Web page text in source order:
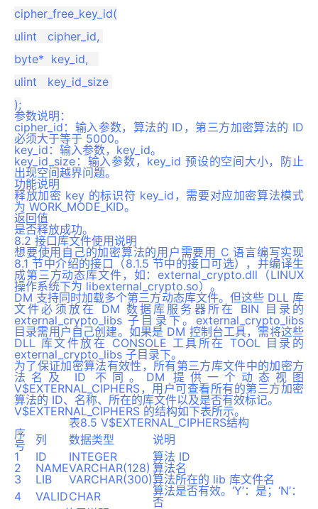
cipher_free_key_id(
ulint   cipher_id,
byte*  key_id,
ulint   key_id_size
参数说明 ：
cipher_id：输入参数，算法的 ID，第三方加密算法的 ID
必须大于等于 5000。
key_id：输入参数，key_id。
key_id_size：输入参数，key_id 预设的空间大小，防止
出现空间越界问题。
功能说明
释放加密 key 的标识符 key_id，需要对应加密算法模式
为 WORK_MODE_KID。
返回值
是否释放成功。
8.2 接口库文件使用说明
想要使用自己的加密算法的用户需要用 C 语言编写实现
8.1 节中介绍的接口（8.1.5 节中的接口可选），并编译生
成第三方动态库文件，如：external_crypto.dll（LINUX
操作系统下为 libexternal_crypto.so）。
DM 支持同时加载多个第三方动态库文件。但这些 DLL 库
文件必须放在 DM 数据库服务器所在 BIN 目录的
external_crypto_libs 子目录下。external_crypto_libs
目录需用户自己创建。如果是 DM 控制台工具，需将这些
DLL 库文件放在 CONSOLE 工具所在 TOOL 目录的
external_crypto_libs 子目录下。
为了保证加密算法有效性，所有第三方库文件中的加密方
法名及 ID 不同。DM 提供一个动态视图
V$EXTERNAL_CIPHERS，用户可查看所有的第三方加密
算法的 ID、名称、所在的库文件以及是否有效标记。
V$EXTERNAL_CIPHERS 的结构如下表所示。
表8.5 V$EXTERNAL_CIPHERS结构
序
号
列 数据类型
说明
1
ID INTEGER
算法 ID
2
NAMEVARCHAR(128) 算法名
3
LIB VARCHAR(300)算法所在的 lib 库文件名
4
VALIDCHAR
算法是否有效。‘Y’：是；‘N’：
否